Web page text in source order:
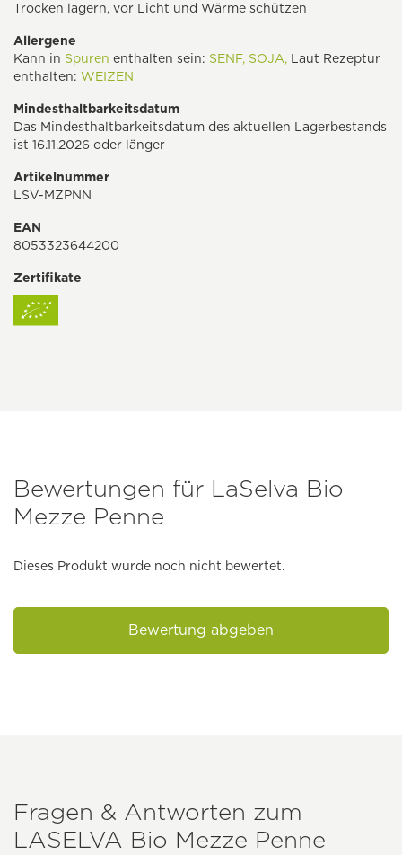
Trocken lagern, vor Licht und Wärme schützen
Allergene
Kann in Spuren enthalten sein: SENF, SOJA, Laut Rezeptur
enthalten: WEIZEN
Mindesthaltbarkeitsdatum
Das Mindesthaltbarkeitsdatum des aktuellen Lagerbestands
ist 16.11.2026 oder länger
Artikelnummer
LSV-MZPNN
EAN
8053323644200
Zertifikate
Bewertungen für LaSelva Bio
Mezze Penne
Dieses Produkt wurde noch nicht bewertet.
Bewertung abgeben
Fragen & Antworten zum
LASELVA Bio Mezze Penne